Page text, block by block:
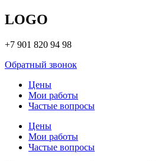
LOGO
+7 901 820 94 98
Обратный звонок
Цены
Мои работы
Частые вопросы
Цены
Мои работы
Частые вопросы